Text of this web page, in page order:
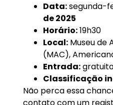
Data:segunda-
de 2025
Horário:19h30
Local:Museu de
(MAC),
Entrada:
Classificação
Não perca essa